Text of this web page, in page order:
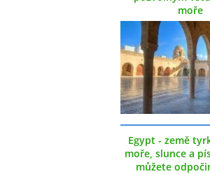
moře
Egypt - země
moře, slunce a
můžete